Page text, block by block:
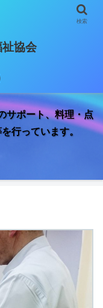
サポート、料理・点
行っています。
協会
検索